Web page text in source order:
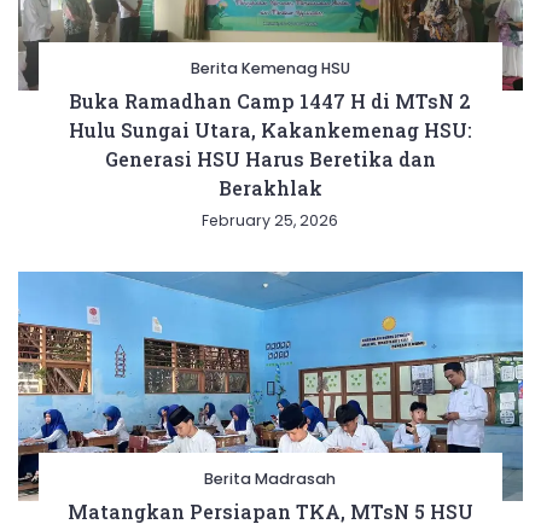
Berita Kemenag HSU
Buka Ramadhan Camp 1447 H di MTsN 2
Hulu Sungai Utara, Kakankemenag HSU:
Generasi HSU Harus Beretika dan
Berakhlak
February 25, 2026
Berita Madrasah
Matangkan Persiapan TKA, MTsN 5 HSU